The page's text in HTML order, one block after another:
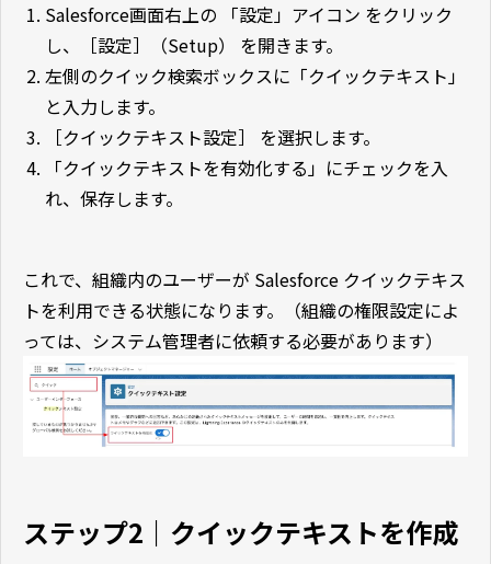
Salesforce画面右上の 「設定」アイコン をクリック
し、
［設定］（Setup） を開きます。
左側のクイック検索ボックスに「クイックテキスト」
と入力します。
［クイックテキスト設定］ を選択します。
「クイックテキストを有効化する」にチェックを入
れ、保存します。
これで、組織内のユーザーが Salesforce クイックテキス
トを利用できる状態になります。
（組織の権限設定によ
っては、システム管理者に依頼する必要があります）
ステップ2｜クイックテキストを作成